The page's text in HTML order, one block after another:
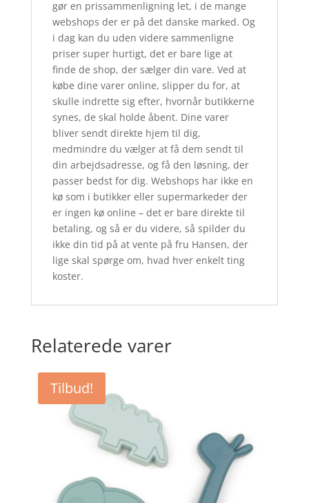
gør en prissammenligning let, i de mange
webshops der er på det danske marked. Og
i dag kan du uden videre sammenligne
priser super hurtigt, det er bare lige at
finde de shop, der sælger din vare. Ved at
købe dine varer online, slipper du for, at
skulle indrette sig efter, hvornår butikkerne
synes, de skal holde åbent. Dine varer
bliver sendt direkte hjem til dig,
medmindre du vælger at få dem sendt til
din arbejdsadresse, og få den løsning, der
passer bedst for dig. Webshops har ikke en
kø som i butikker eller supermarkeder der
er ingen kø online – det er bare direkte til
betaling, og så er du videre, så spilder du
ikke din tid på at vente på fru Hansen, der
lige skal spørge om, hvad hver enkelt ting
koster.
Relaterede varer
Tilbud!